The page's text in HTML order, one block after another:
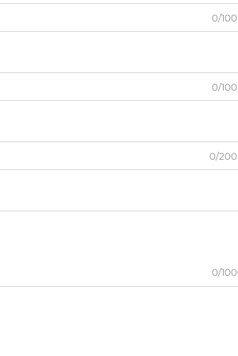
0/100
0/100
0/200
0/